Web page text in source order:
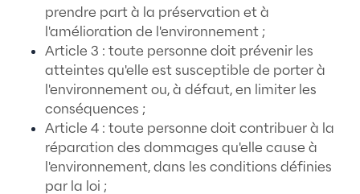
des entretiens d’évaluations, des
professionnels, de la formation, des
carrières et jusqu’à à la sortie du salarié
meilleures conditions.
Politique de Protections et de respect
données personnelles
Meent s’engage à ce que la collecte et le